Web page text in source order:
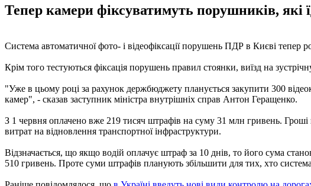
Тепер камери фіксуватимуть порушників, які
Система автоматичної фото- і відеофіксації порушень ПДР в Києві тепер
Крім того тестуються фіксація порушень правил стоянки, виїзд на
"Уже в цьому році за рахунок держбюджету планується закупити 300
камер", - сказав заступник міністра внутрішніх справ Антон Геращенко.
З 1 червня оплачено вже 219 тисяч штрафів на суму 31 млн гривень.
витрат на відновлення транспортної інфраструктури.
Відзначається, що якщо водій оплачує штраф за 10 днів, то його сума
510 гривень. Проте суми штрафів планують збільшити для тих, хто